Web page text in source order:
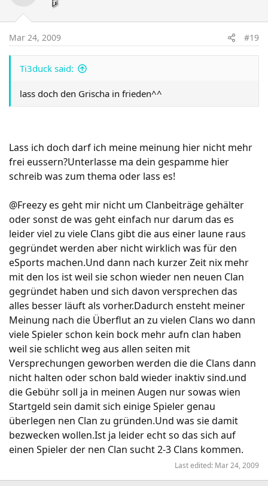
Mar 24, 2009 #19
Ti3duck said:
lass doch den Grischa in frieden^^
Lass ich doch darf ich meine meinung hier nicht mehr
frei eussern?Unterlasse ma dein gespamme hier
schreib was zum thema oder lass es!
@Freezy es geht mir nicht um Clanbeiträge gehälter
oder sonst de was geht einfach nur darum das es
leider viel zu viele Clans gibt die aus einer laune raus
gegründet werden aber nicht wirklich was für den
eSports machen.Und dann nach kurzer Zeit nix mehr
mit den los ist weil sie schon wieder nen neuen Clan
gegründet haben und sich davon versprechen das
alles besser läuft als vorher.Dadurch ensteht meiner
Meinung nach die Überflut an zu vielen Clans wo dann
viele Spieler schon kein bock mehr aufn clan haben
weil sie schlicht weg aus allen seiten mit
Versprechungen geworben werden die die Clans dann
nicht halten oder schon bald wieder inaktiv sind.und
die Gebühr soll ja in meinen Augen nur sowas wien
Startgeld sein damit sich einige Spieler genau
überlegen nen Clan zu gründen.Und was sie damit
bezwecken wollen.Ist ja leider echt so das sich auf
einen Spieler der nen Clan sucht 2-3 Clans kommen.
Last edited: Mar 24, 2009